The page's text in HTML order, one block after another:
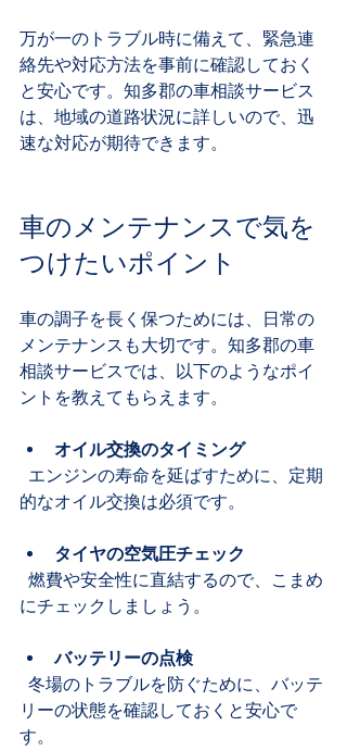
万が一のトラブル時に備えて、緊急連
絡先や対応方法を事前に確認しておく
と安心です。知多郡の車相談サービス
は、地域の道路状況に詳しいので、迅
速な対応が期待できます。
車のメンテナンスで気を
つけたいポイント
車の調子を長く保つためには、日常の
メンテナンスも大切です。知多郡の車
相談サービスでは、以下のようなポイ
ントを教えてもらえます。
オイル交換のタイミング
的なオイル交換は必須です。
タイヤの空気圧チェック
にチェックしましょう。
バッテリーの点検
リーの状態を確認しておくと安心で
す。